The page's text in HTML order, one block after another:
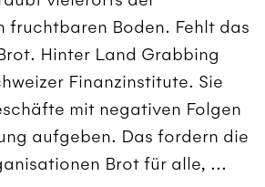
fruchtbaren Boden. Fehlt das
Hinter Land Grabbing
Finanzinstitute. Sie
mit negativen Folgen
aufgeben. Das fordern die
Brot für alle, ...